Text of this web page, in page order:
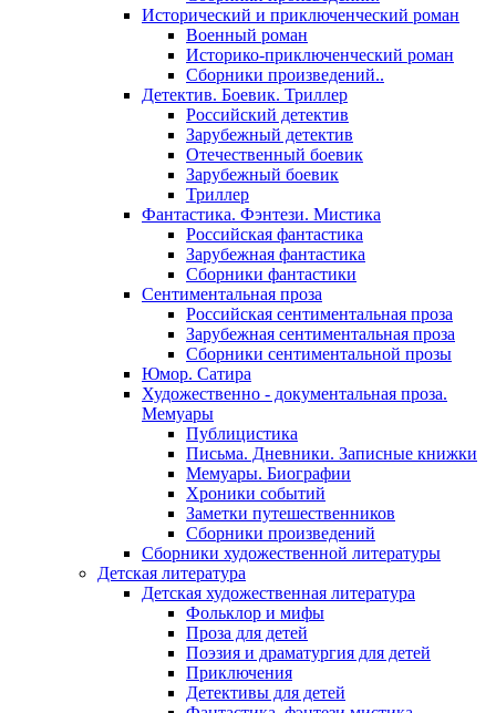
Исторический и приключенческий роман
Военный роман
Историко-приключенческий роман
Сборники произведений..
Детектив. Боевик. Триллер
Российский детектив
Зарубежный детектив
Отечественный боевик
Зарубежный боевик
Триллер
Фантастика. Фэнтези. Мистика
Российская фантастика
Зарубежная фантастика
Сборники фантастики
Сентиментальная проза
Российская сентиментальная проза
Зарубежная сентиментальная проза
Сборники сентиментальной прозы
Юмор. Сатира
Художественно - документальная проза.
Мемуары
Публицистика
Письма. Дневники. Записные книжки
Мемуары. Биографии
Хроники событий
Заметки путешественников
Сборники произведений
Сборники художественной литературы
Детская литература
Детская художественная литература
Фольклор и мифы
Проза для детей
Поэзия и драматургия для детей
Приключения
Детективы для детей